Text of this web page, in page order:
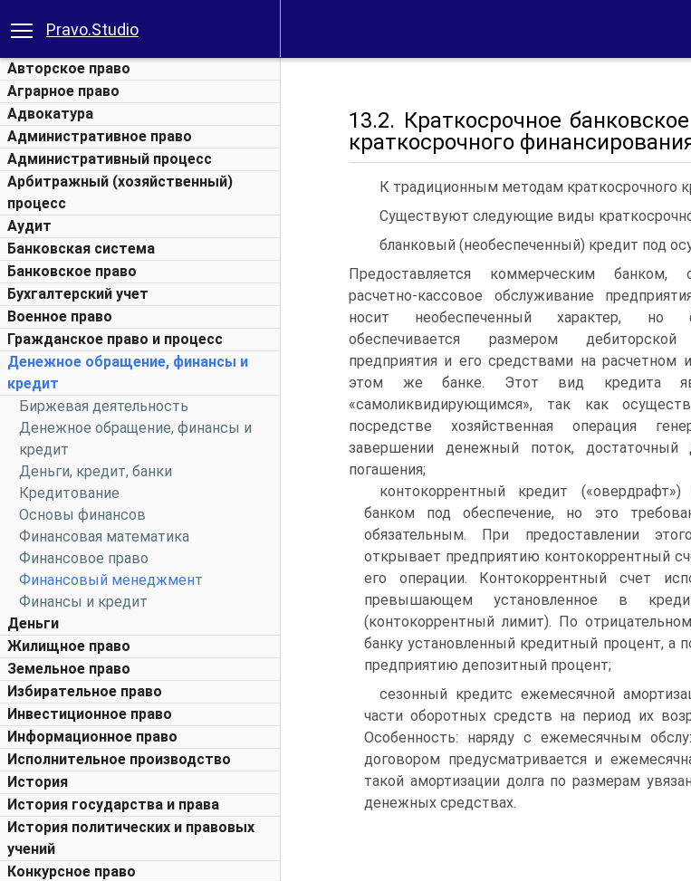
Pravo.Studio
Авторское право
Аграрное право
Адвокатура
Административное право
Административный процесс
Арбитражный (хозяйственный)
процесс
Аудит
Банковская система
Банковское право
Бухгалтерский учет
Военное право
Гражданское право и процесс
Денежное обращение, финансы и
кредит
Биржевая деятельность
Денежное обращение, финансы и
кредит
Деньги, кредит, банки
Кредитование
Основы финансов
Финансовая математика
Финансовое право
Финансовый менеджмент
Финансы и кредит
Деньги
Жилищное право
Земельное право
Избирательное право
Инвестиционное право
Информационное право
Исполнительное производство
История
История государства и права
История политических и правовых
учений
Конкурсное право
13.2. Краткосрочное
краткосрочного
К традиционным методам краткосрочного
Существуют следующие виды
бланковый (необеспеченный) кредит под
Предоставляется коммерческим банком,
расчетно-кассовое обслуживание
носит необеспеченный характер, но
обеспечивается размером дебиторской
предприятия и его средствами на расчетном
этом же банке. Этот вид кредита
«самоликвидирующимся», так как
посредстве хозяйственная операция
завершении денежный поток, достаточный
погашения;
контокоррентный кредит («овердрафт»)
банком под обеспечение, но это
обязательным. При предоставлении
открывает предприятию контокоррентный
его операции. Контокоррентный счет
превышающем установленное в
(контокоррентный лимит). По
банку установленный кредитный процент, а
предприятию депозитный процент;
сезонный кредитс ежемесячной
части оборотных средств на период их
Особенность: наряду с ежемесячным
договором предусматривается и
такой амортизации долга по размерам
денежных средствах.